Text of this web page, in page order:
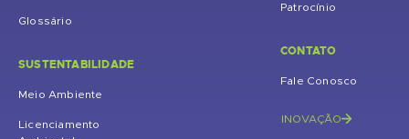
Glossário
SUSTENTABILIDADE
Meio Ambiente
Licenciamento
Patrocínio
CONTATO
Fale Conosco
INOVAÇÃO